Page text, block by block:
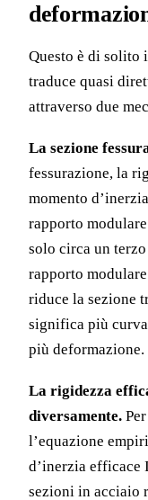
Questo è di solito
traduce quasi
attraverso due
La sezione
fessurazione, la
momento
rapporto
solo circa un
rapporto
riduce la sezione
significa più
più deformazione.
La rigidezza
diversamente.
l’equazione
d’inerzia efficace
sezioni in acciaio